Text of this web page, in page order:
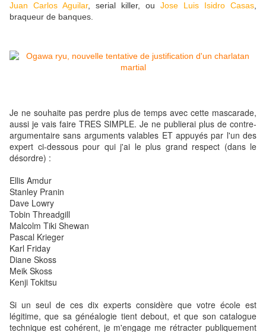
Juan Carlos Aguilar, serial killer, ou Jose Luis Isidro Casas
braqueur de banques.
Je ne souhaite pas perdre plus de temps avec cette mascarade,
aussi je vais faire TRES SIMPLE. Je ne publierai plus de contre-
argumentaire sans arguments valables ET appuyés par l'un des
expert ci-dessous pour qui j'ai le plus grand respect (dans le
désordre) :
Ellis Amdur
Stanley Pranin
Dave Lowry
Tobin Threadgill
Malcolm Tiki Shewan
Pascal Krieger
Karl Friday
Diane Skoss
Meik Skoss
Kenji Tokitsu
Si un seul de ces dix experts considère que votre école est
légitime, que sa généalogie tient debout, et que son catalogue
technique est cohérent, je m'engage me rétracter publiquement